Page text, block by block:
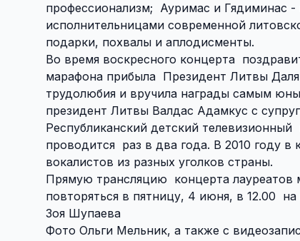
профессионализм; Ауримас и Гядиминас
исполнительницами современной
подарки, похвалы и аплодисменты.
Во время воскресного концерта
марафона прибыла Президент Литвы Даля
трудолюбия и вручила награды самым
президент Литвы Валдас Адамкус с
Республиканский детский
проводится раз в два года. В 2010 году в
вокалистов из разных уголков страны.
Прямую трансляцию концерта лауреатов
повторяться в пятницу, 4 июня, в 12.00 на
Зоя Шупаева
Фото Ольги Мельник, а также с